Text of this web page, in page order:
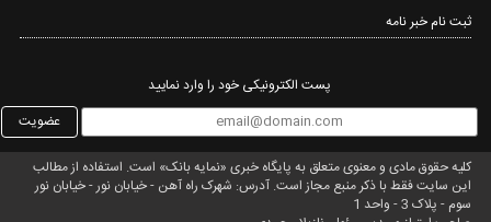
ثبت نام خبر نامه‌
پست الکترونیکی خود را وارد نمایید
عضویت
کلیه حقوق مادی و معنوی متعلق به پایگاه خبری «نمایه بانک» است. استفاده از مطالب
این سایت فقط با ذکر منبع مجاز است. آدرس: شهرک راه آهن - خیابان نور - خیابان نور
سوم - پلاک 3 - واحد 1